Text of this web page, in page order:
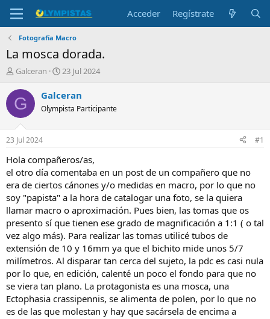
Acceder Regístrate
Fotografía Macro
La mosca dorada.
I
i
c
a
d
o
r
e
l
t
e
m
a
Galceran
F
c
h
a
i
n
c
i
o
23 Jul 2024
G Galceran
Olympista Participante
23 Jul 2024 #1
Hola compañeros/as,
el otro día comentaba en un post de un compañero que no
era de ciertos cánones y/o medidas en macro, por lo que no
soy "papista" a la hora de catalogar una foto, se la quiera
llamar macro o aproximación. Pues bien, las tomas que os
presento sí que tienen ese grado de magnificación a 1:1 ( o tal
vez algo más). Para realizar las tomas utilicé tubos de
extensión de 10 y 16mm ya que el bichito mide unos 5/7
milímetros. Al disparar tan cerca del sujeto, la pdc es casi nula
por lo que, en edición, calenté un poco el fondo para que no
se viera tan plano. La protagonista es una mosca, una
Ectophasia crassipennis, se alimenta de polen, por lo que no
es de las que molestan y hay que sacársela de encima a